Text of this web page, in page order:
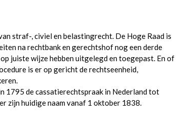
straf-, civiel en belastingrecht. De Hoge Raad is
na rechtbank en gerechtshof nog een derde
juiste wijze hebben uitgelegd en toegepast. En of
is er op gericht de rechtseenheid,
1795 de cassatierechtspraak in Nederland tot
zijn huidige naam vanaf 1 oktober 1838.